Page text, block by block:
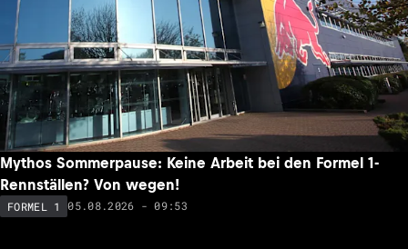
Mythos Sommerpause: Keine Arbeit bei den Formel 1-
Rennställen? Von wegen!
FORMEL 1 05.08.2026 - 09:53